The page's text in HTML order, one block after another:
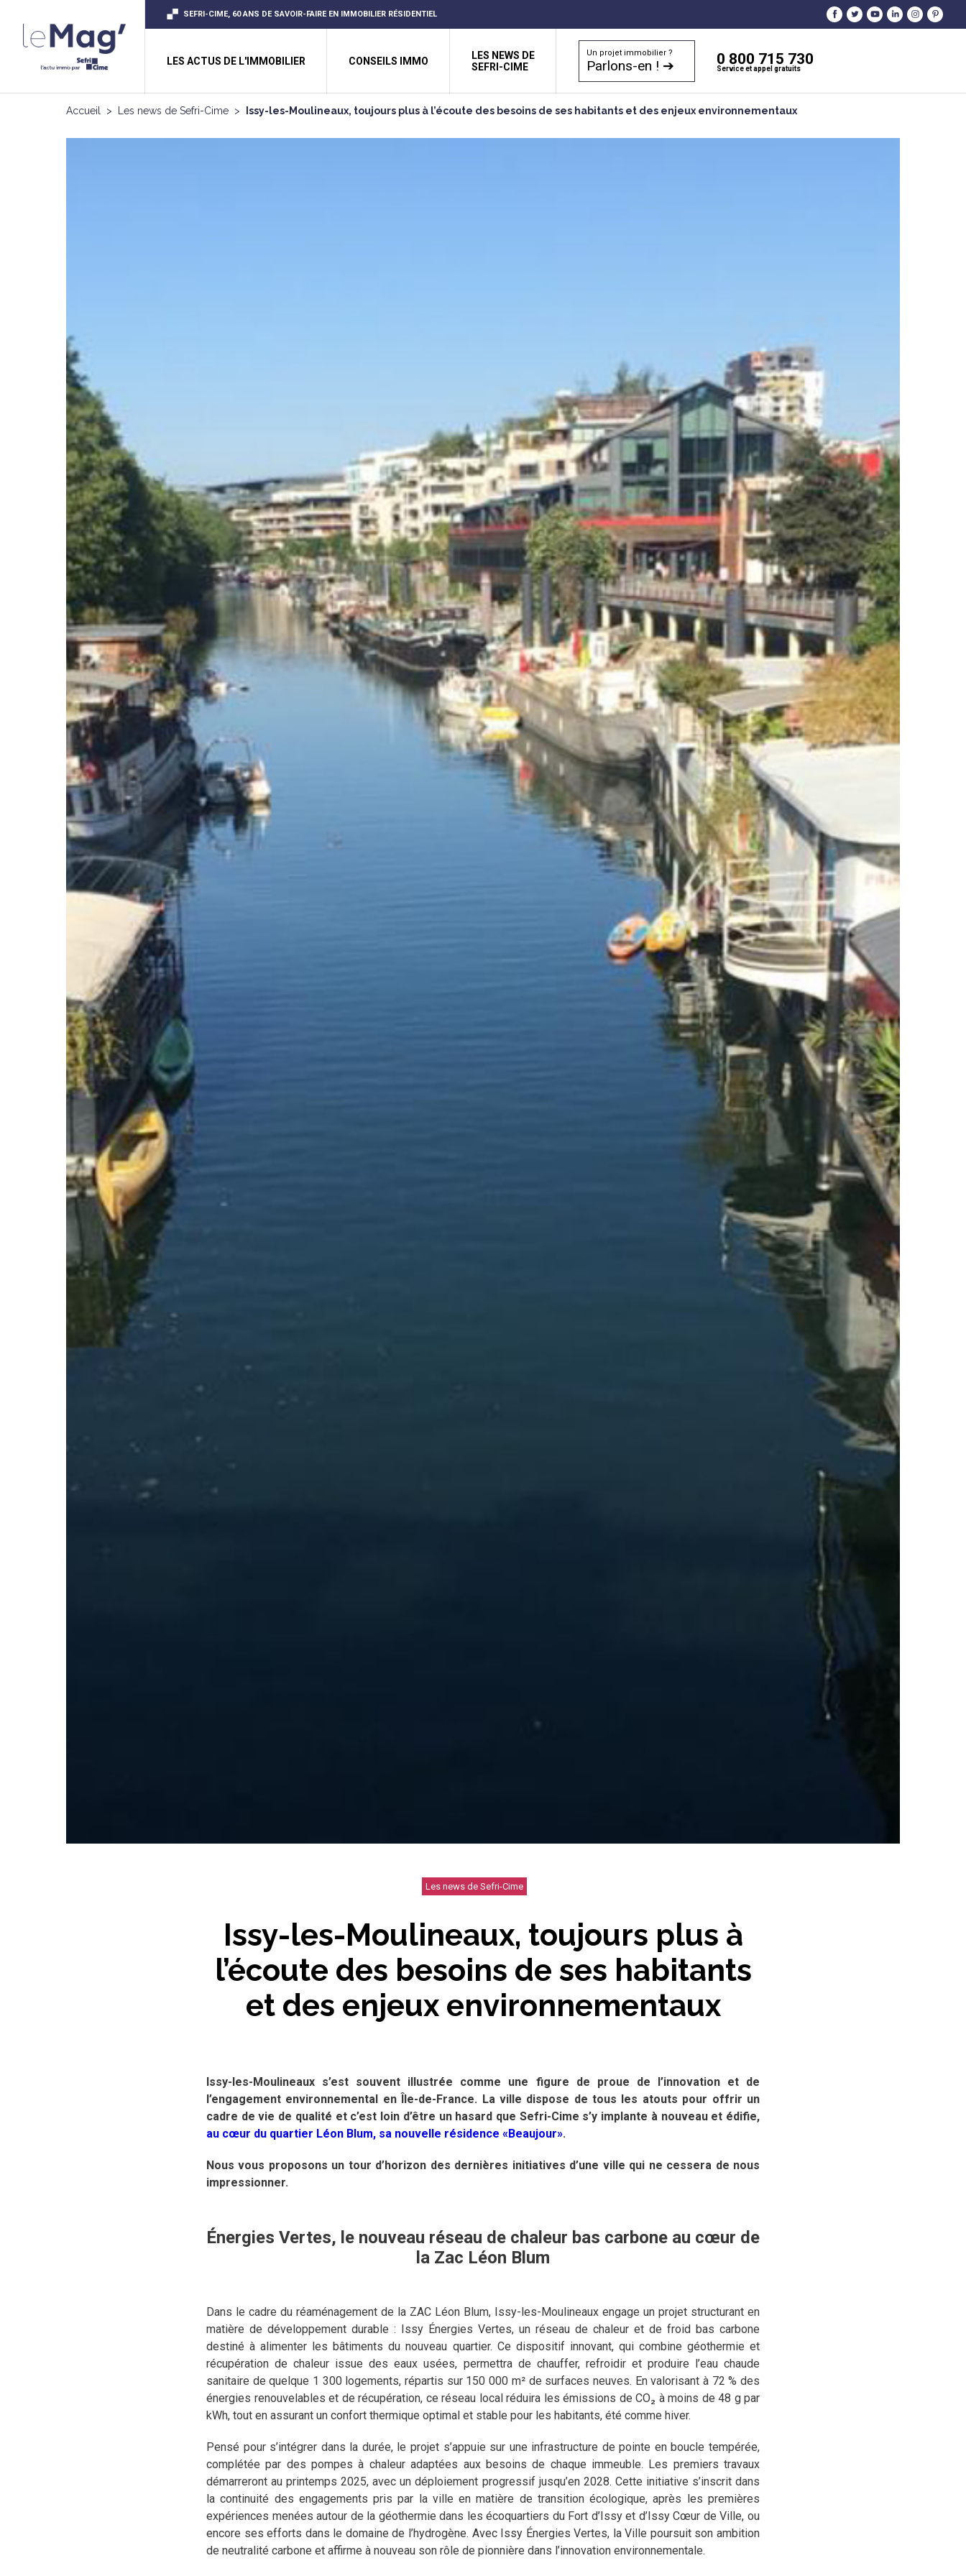
SEFRI-CIME, 60 ANS DE SAVOIR-FAIRE EN IMMOBILIER RÉSIDENTIEL
LES ACTUS DE L'IMMOBILIER CONSEILS IMMO
LES NEWS DE
SEFRI-CIME
Un projet immobilier ?
Parlons-en ! ➔ 0 800 715 730
Service et appel gratuits
Accueil > Les news de Sefri-Cime > Issy-les-Moulineaux, toujours plus à l’écoute des besoins de ses habitants et des enjeux environnementaux
Les news de Sefri-Cime
Issy-les-Moulineaux, toujours plus à
l’écoute des besoins de ses habitants
et des enjeux environnementaux
Issy-les-Moulineaux s’est souvent illustrée comme une figure de proue de l’innovation et de
l’engagement environnemental en Île-de-France. La ville dispose de tous les atouts pour offrir un
cadre de vie de qualité et c’est loin d’être un hasard que Sefri-Cime s’y implante à nouveau et édifie,
au cœur du quartier Léon Blum, sa nouvelle résidence «Beaujour».
Nous vous proposons un tour d’horizon des dernières initiatives d’une ville qui ne cessera de nous
impressionner.
Énergies Vertes, le nouveau réseau de chaleur bas carbone au cœur de
la Zac Léon Blum
Dans le cadre du réaménagement de la ZAC Léon Blum, Issy-les-Moulineaux engage un projet structurant en
matière de développement durable : Issy Énergies Vertes, un réseau de chaleur et de froid bas carbone
destiné à alimenter les bâtiments du nouveau quartier. Ce dispositif innovant, qui combine géothermie et
récupération de chaleur issue des eaux usées, permettra de chauffer, refroidir et produire l’eau chaude
sanitaire de quelque 1 300 logements, répartis sur 150 000 m² de surfaces neuves. En valorisant à 72 % des
énergies renouvelables et de récupération, ce réseau local réduira les émissions de CO₂ à moins de 48 g par
kWh, tout en assurant un confort thermique optimal et stable pour les habitants, été comme hiver.
Pensé pour s’intégrer dans la durée, le projet s’appuie sur une infrastructure de pointe en boucle tempérée,
complétée par des pompes à chaleur adaptées aux besoins de chaque immeuble. Les premiers travaux
démarreront au printemps 2025, avec un déploiement progressif jusqu’en 2028. Cette initiative s’inscrit dans
la continuité des engagements pris par la ville en matière de transition écologique, après les premières
expériences menées autour de la géothermie dans les écoquartiers du Fort d’Issy et d’Issy Cœur de Ville, ou
encore ses efforts dans le domaine de l’hydrogène. Avec Issy Énergies Vertes, la Ville poursuit son ambition
de neutralité carbone et affirme à nouveau son rôle de pionnière dans l’innovation environnementale.